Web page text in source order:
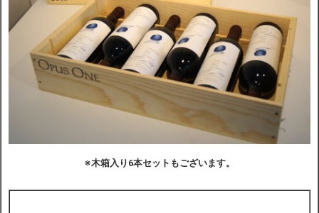
※木箱入り6本セットもございます。